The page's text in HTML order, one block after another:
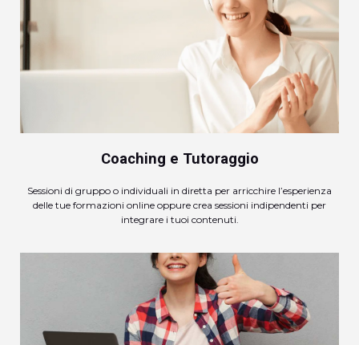
Coaching e Tutoraggio
Sessioni di gruppo o individuali in diretta per arricchire l’esperienza
delle tue formazioni online oppure crea sessioni indipendenti per
integrare i tuoi contenuti.